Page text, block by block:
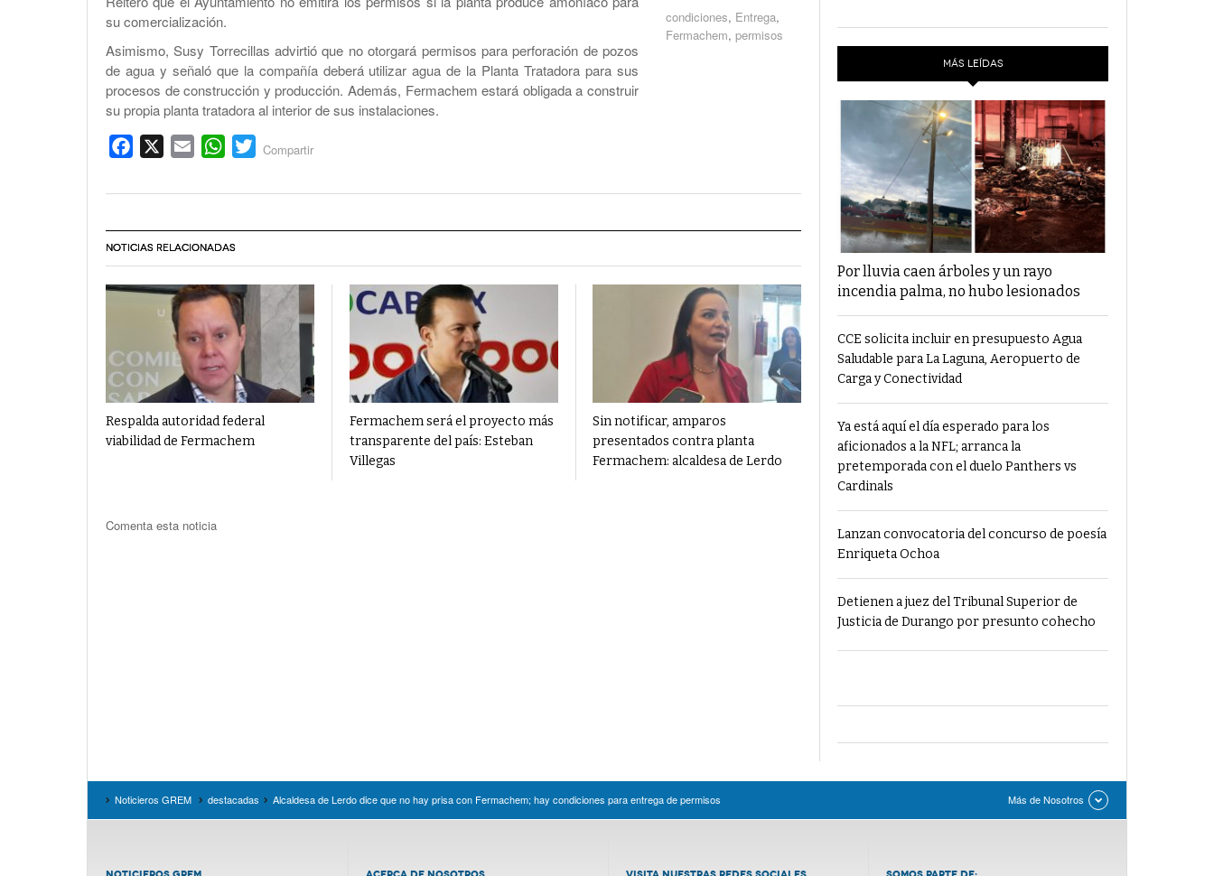
su comercialización.
Asimismo, Susy Torrecillas advirtió que no otorgará permisos para perforación de pozos
de agua y señaló que la compañía deberá utilizar agua de la Planta Tratadora para sus
procesos de construcción y producción. Además, Fermachem estará obligada a construir
su propia planta tratadora al interior de sus instalaciones.
Facebook Email WhatsApp
Twitter
Compartir
condiciones, Entrega,
Fermachem, permisos
NOTICIAS RELACIONADAS
Respalda autoridad federal
viabilidad de Fermachem
Fermachem será el proyecto más
transparente del país: Esteban
Villegas
Sin notificar, amparos
presentados contra planta
Fermachem: alcaldesa de Lerdo
Comenta esta noticia
MÁS LEÍDAS
Por lluvia caen árboles y un rayo
incendia palma, no hubo lesionados
CCE solicita incluir en presupuesto Agua
Saludable para La Laguna, Aeropuerto de
Carga y Conectividad
Ya está aquí el día esperado para los
aficionados a la NFL; arranca la
pretemporada con el duelo Panthers vs
Cardinals
Lanzan convocatoria del concurso de poesía
Enriqueta Ochoa
Detienen a juez del Tribunal Superior de
Justicia de Durango por presunto cohecho
Noticieros GREM destacadas Alcaldesa de Lerdo dice que no hay prisa con Fermachem; hay condiciones para entrega de permisos Más de Nosotros